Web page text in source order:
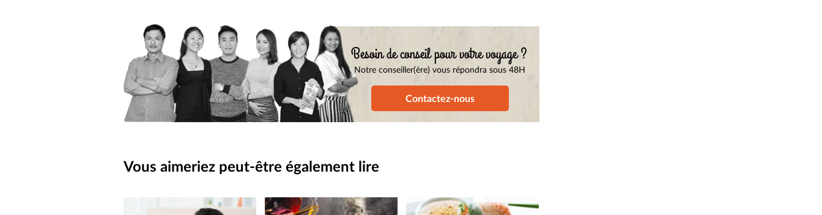
Besoin de conseil pour votre voyage ?
Notre conseiller(ère) vous répondra sous 48H
Contactez-nous
Vous aimeriez peut-être également lire